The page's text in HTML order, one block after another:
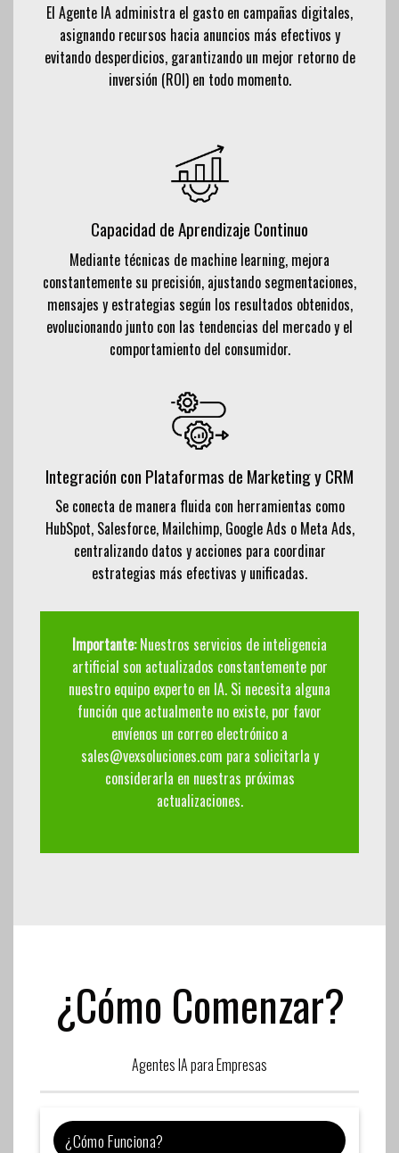
El Agente IA administra el gasto en campañas digitales,
asignando recursos hacia anuncios más efectivos y
evitando desperdicios, garantizando un mejor retorno de
inversión (ROI) en todo momento.
Capacidad de Aprendizaje Continuo
Mediante técnicas de machine learning, mejora
constantemente su precisión, ajustando segmentaciones,
mensajes y estrategias según los resultados obtenidos,
evolucionando junto con las tendencias del mercado y el
comportamiento del consumidor.
Integración con Plataformas de Marketing y CRM
Se conecta de manera fluida con herramientas como
HubSpot, Salesforce, Mailchimp, Google Ads o Meta Ads,
centralizando datos y acciones para coordinar
estrategias más efectivas y unificadas.
Importante:Nuestros servicios de inteligencia
artificial son actualizados constantemente por
nuestro equipo experto en IA. Si necesita alguna
función que actualmente no existe, por favor
envíenos un correo electrónico a
sales@vexsoluciones.com para solicitarla y
considerarla en nuestras próximas
actualizaciones.
¿Cómo Comenzar?
Agentes IA para Empresas
¿Cómo Funciona?